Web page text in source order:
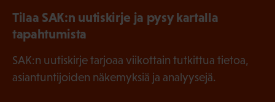
Tilaa SAK:n uutiskirje ja pysy kartalla
tapahtumista
SAK:n uutiskirje tarjoaa viikottain tutkittua tietoa,
asiantuntijoiden näkemyksiä ja analyysejä.